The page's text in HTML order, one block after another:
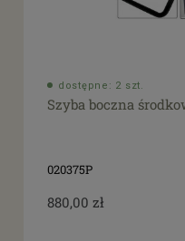
dostępne: 2 szt.
Szyba boczna
020375P
880,00 zł